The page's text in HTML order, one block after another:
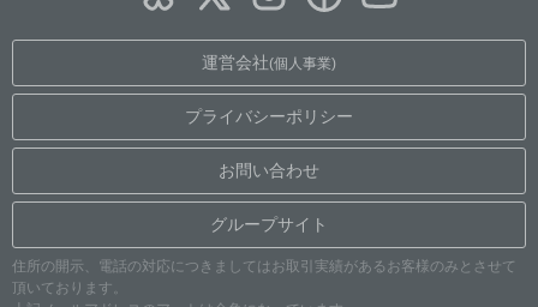
運営会社(個人事業)
プライバシーポリシー
お問い合わせ
グループサイト
住所の開示、電話の対応につきましてはお取引実績があるお客様のみとさせて
頂いております。